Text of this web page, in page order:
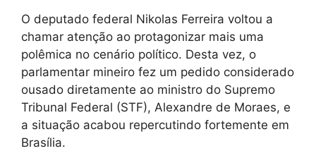
O deputado federal Nikolas Ferreira voltou a
chamar atenção ao protagonizar mais uma
polêmica no cenário político. Desta vez, o
parlamentar mineiro fez um pedido considerado
ousado diretamente ao ministro do Supremo
Tribunal Federal (STF), Alexandre de Moraes, e
a situação acabou repercutindo fortemente em
Brasília.